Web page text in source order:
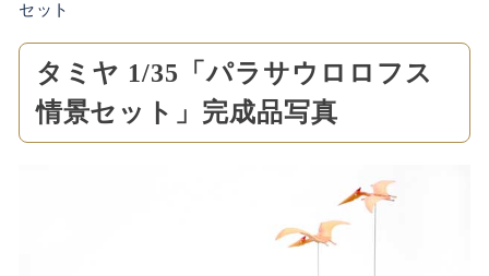
セット
タミヤ 1/35「パラサウロロフス
情景セット」完成品写真